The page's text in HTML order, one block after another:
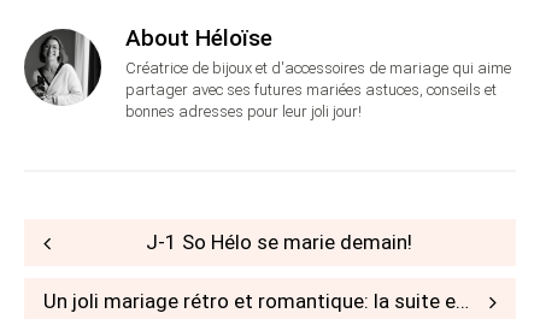
About Héloïse
Créatrice de bijoux et d'accessoires de mariage qui aime
partager avec ses futures mariées astuces, conseils et
bonnes adresses pour leur joli jour!
Post
J-1 So Hélo se marie demain!
Un joli mariage rétro et romantique: la suite en images